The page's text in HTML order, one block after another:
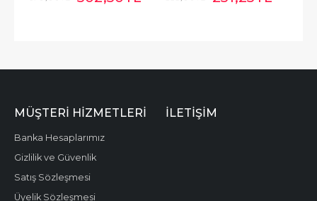
MÜŞTERI HIZMETLERI
Banka Hesaplarımız
Gizlilik ve Güvenlik
Satış Sözleşmesi
Üyelik Sözleşmesi
İLETIŞIM